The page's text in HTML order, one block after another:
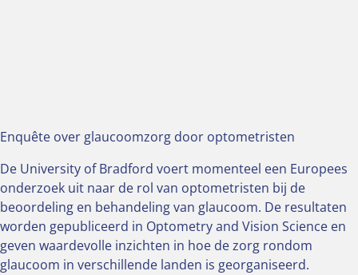
Enquête over glaucoomzorg door optometristen
De University of Bradford voert momenteel een Europees
onderzoek uit naar de rol van optometristen bij de
beoordeling en behandeling van glaucoom. De resultaten
worden gepubliceerd in Optometry and Vision Science en
geven waardevolle inzichten in hoe de zorg rondom
glaucoom in verschillende landen is georganiseerd.